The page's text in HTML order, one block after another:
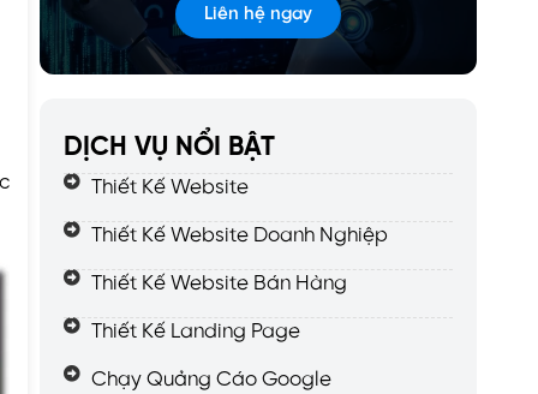
Liên hệ ngay
DỊCH VỤ NỔI BẬT
Thiết Kế Website
Thiết Kế Website Doanh Nghiệp
Thiết Kế Website Bán Hàng
Thiết Kế Landing Page
Chạy Quảng Cáo Google